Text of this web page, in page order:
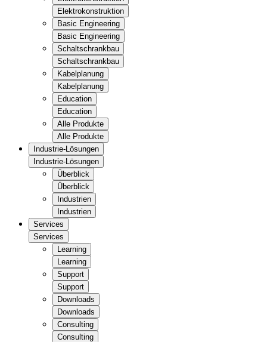
Elektrokonstruktion
Basic Engineering
Basic Engineering
Schaltschrankbau
Schaltschrankbau
Kabelplanung
Kabelplanung
Education
Education
Alle Produkte
Alle Produkte
Industrie-Lösungen
Industrie-Lösungen
Überblick
Überblick
Industrien
Industrien
Services
Services
Learning
Learning
Support
Support
Downloads
Downloads
Consulting
Consulting